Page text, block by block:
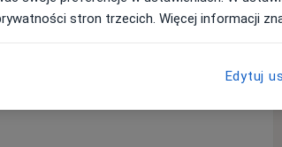
Klinice Terapii Allenort w
Psychicznego dla Dzieci i
współautorem polskich i
rozwija swoje umiejętności
sympozjach i szkoleniach o
superwizji.
DDA, DDD,
okołorozwodowe, diagnoza
stron trzecich. Więcej informacji
Edytuj